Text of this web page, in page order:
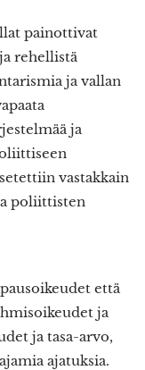
painottivat
rehellistä
ja vallan
ja
vastakkain
poliittisten
että
ja
ja tasa-arvo,
ajatuksia.